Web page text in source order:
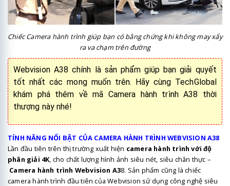
Chiếc Camera hành trình giúp bạn có bằng chứng khi không may xẩy
ra va chạm trên đường
Webvision A38 chính là sản phẩm giúp bạn giải quyết
tốt nhất các mong muốn trên. Hãy cùng TechGlobal
khám phá thêm về mã Camera hành trình A38 thời
thượng này nhé!
TÍNH NĂNG NỔI BẬT CỦA CAMERA HÀNH TRÌNH WEBVISION A38
Lần đầu tiên trên thị trường xuất hiện camera hành trình với độ
phân giải 4K , cho chất lượng hình ảnh siêu nét, siêu chân thực –
Camera hành trình Webvision A38. Sản phẩm cũng là chiếc
camera hành trình đầu tiên của Webvision sử dụng công nghệ siêu